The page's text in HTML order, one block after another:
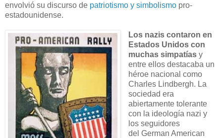
envolvió su discurso de patriotismo y simbolismo pro-
estadounidense.
Los nazis contaron en
Estados Unidos con
muchas simpatíasy
entre ellos destacaba un
héroe nacional como
Charles Lindbergh. La
sociedad era
abiertamente tolerante
con la ideología nazi y
los seguidores
del German American